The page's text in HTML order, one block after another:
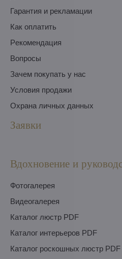
Гарантия и рекламации
Как оплатить
Pекомендация
Вопросы
Зачем покупать у нас
Условия продажи
Охрана личных данных
Заявки
Вдохновение и
Фотогалерея
Видеогалерея
Каталог люстр PDF
Каталог интерьеров PDF
Каталог роскошных люстр PDF